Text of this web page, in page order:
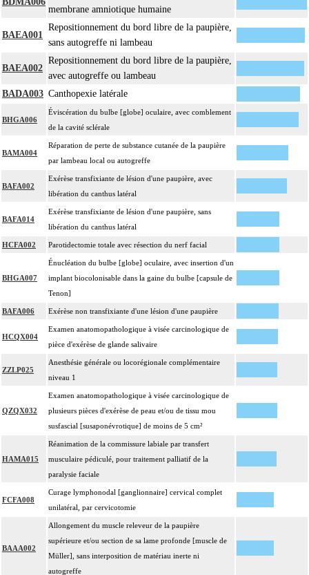
membrane amniotique humaine
BAEA001
Repositionnement du bord libre de la paupière,
sans autogreffe ni lambeau
BAEA002
Repositionnement du bord libre de la paupière,
avec autogreffe ou lambeau
BADA003 Canthopexie latérale
BHGA006
Éviscération du bulbe [globe] oculaire, avec comblement
de la cavité sclérale
BAMA004
Réparation de perte de substance cutanée de la paupière
par lambeau local ou autogreffe
BAFA002
Exérèse transfixiante de lésion d'une paupière, avec
libération du canthus latéral
BAFA014
Exérèse transfixiante de lésion d'une paupière, sans
libération du canthus latéral
HCFA002 Parotidectomie totale avec résection du nerf facial
BHGA007
Énucléation du bulbe [globe] oculaire, avec insertion d'un
implant biocolonisable dans la gaine du bulbe [capsule de
Tenon]
BAFA006 Exérèse non transfixiante d'une lésion d'une paupière
HCQX004
Examen anatomopathologique à visée carcinologique de
pièce d'exérèse de glande salivaire
ZZLP025
Anesthésie générale ou locorégionale complémentaire
niveau 1
QZQX032
Examen anatomopathologique à visée carcinologique de
plusieurs pièces d'exérèse de peau et/ou de tissu mou
susfascial [susaponévrotique] de moins de 5 cm²
HAMA015
Réanimation de la commissure labiale par transfert
musculaire pédiculé, pour traitement palliatif de la
paralysie faciale
FCFA008
Curage lymphonodal [ganglionnaire] cervical complet
unilatéral, par cervicotomie
BAAA002
Allongement du muscle releveur de la paupière
supérieure et/ou section de sa lame profonde [muscle de
Müller], sans interposition de matériau inerte ni
autogreffe